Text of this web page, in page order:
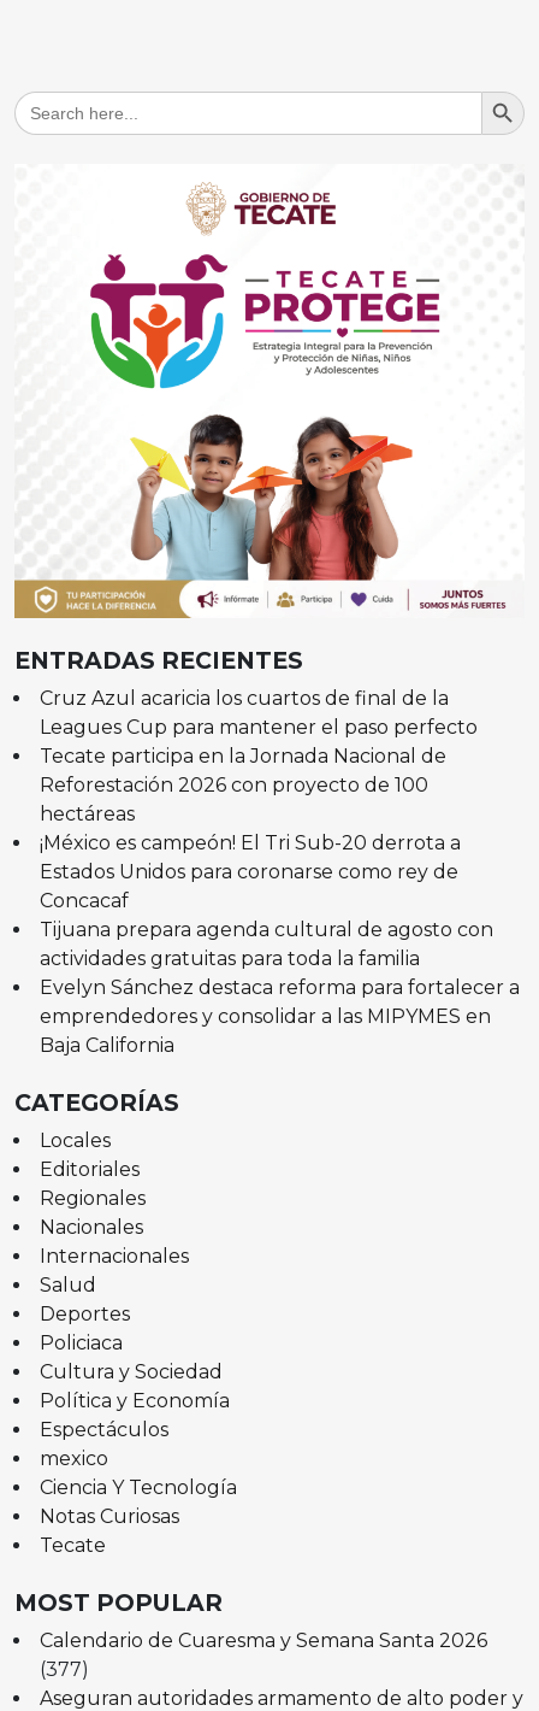
Search
for:
Search
ENTRADAS RECIENTES
Cruz Azul acaricia los cuartos de final de la
Leagues Cup para mantener el paso perfecto
Tecate participa en la Jornada Nacional de
Reforestación 2026 con proyecto de 100
hectáreas
¡México es campeón! El Tri Sub-20 derrota a
Estados Unidos para coronarse como rey de
Concacaf
Tijuana prepara agenda cultural de agosto con
actividades gratuitas para toda la familia
Evelyn Sánchez destaca reforma para fortalecer a
emprendedores y consolidar a las MIPYMES en
Baja California
CATEGORÍAS
Locales
Editoriales
Regionales
Nacionales
Internacionales
Salud
Deportes
Policiaca
Cultura y Sociedad
Política y Economía
Espectáculos
mexico
Ciencia Y Tecnología
Notas Curiosas
Tecate
MOST POPULAR
Calendario de Cuaresma y Semana Santa 2026
(377)
Aseguran autoridades armamento de alto poder y